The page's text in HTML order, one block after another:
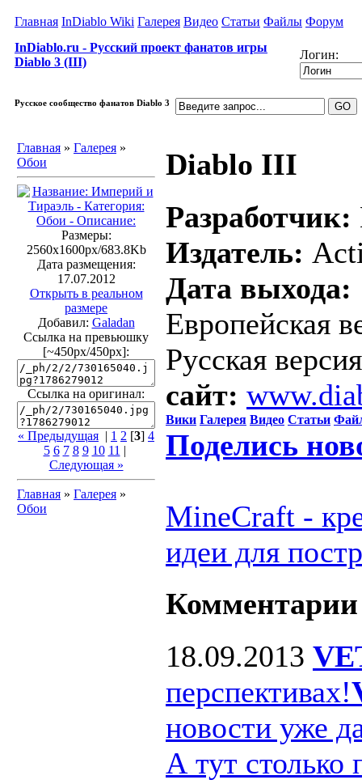
Главная InDiablo Wiki Галерея Видео Статьи Файлы Форум
InDiablo.ru - Русский проект фанатов игры
Diablo 3 (III)
Логин:
Русское сообщество фанатов Diablo 3
Главная » Галерея »
Обои
Размеры:
2560x1600px/683.8Kb
Дата размещения:
17.07.2012
Открыть в реальном
размере
Добавил: Galadan
Ссылка на превьюшку
[~450px/450px]:
Ссылка на оригинал:
« Предыдущая | 1 2 [3] 4
5 6 7 8 9 10 11 |
Следующая »
Главная » Галерея »
Обои
Diablo III
Разработчик:
Издатель:
Дата выхода:
Европейская
Русская
сайт:
Вики Галерея Видео Статьи
Поделись
MineCraft -
идеи для
Комментарии
18.09.2013
перспективах!
новости уже
А тут